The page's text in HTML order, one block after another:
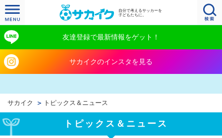
自分で考えるサッカーを
子どもたちに。
友達登録で最新情報をゲット！
サカイクのインスタを見る
サカイク トピックス＆ニュース
トピックス＆ニュース